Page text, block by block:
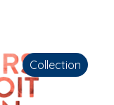
Collection